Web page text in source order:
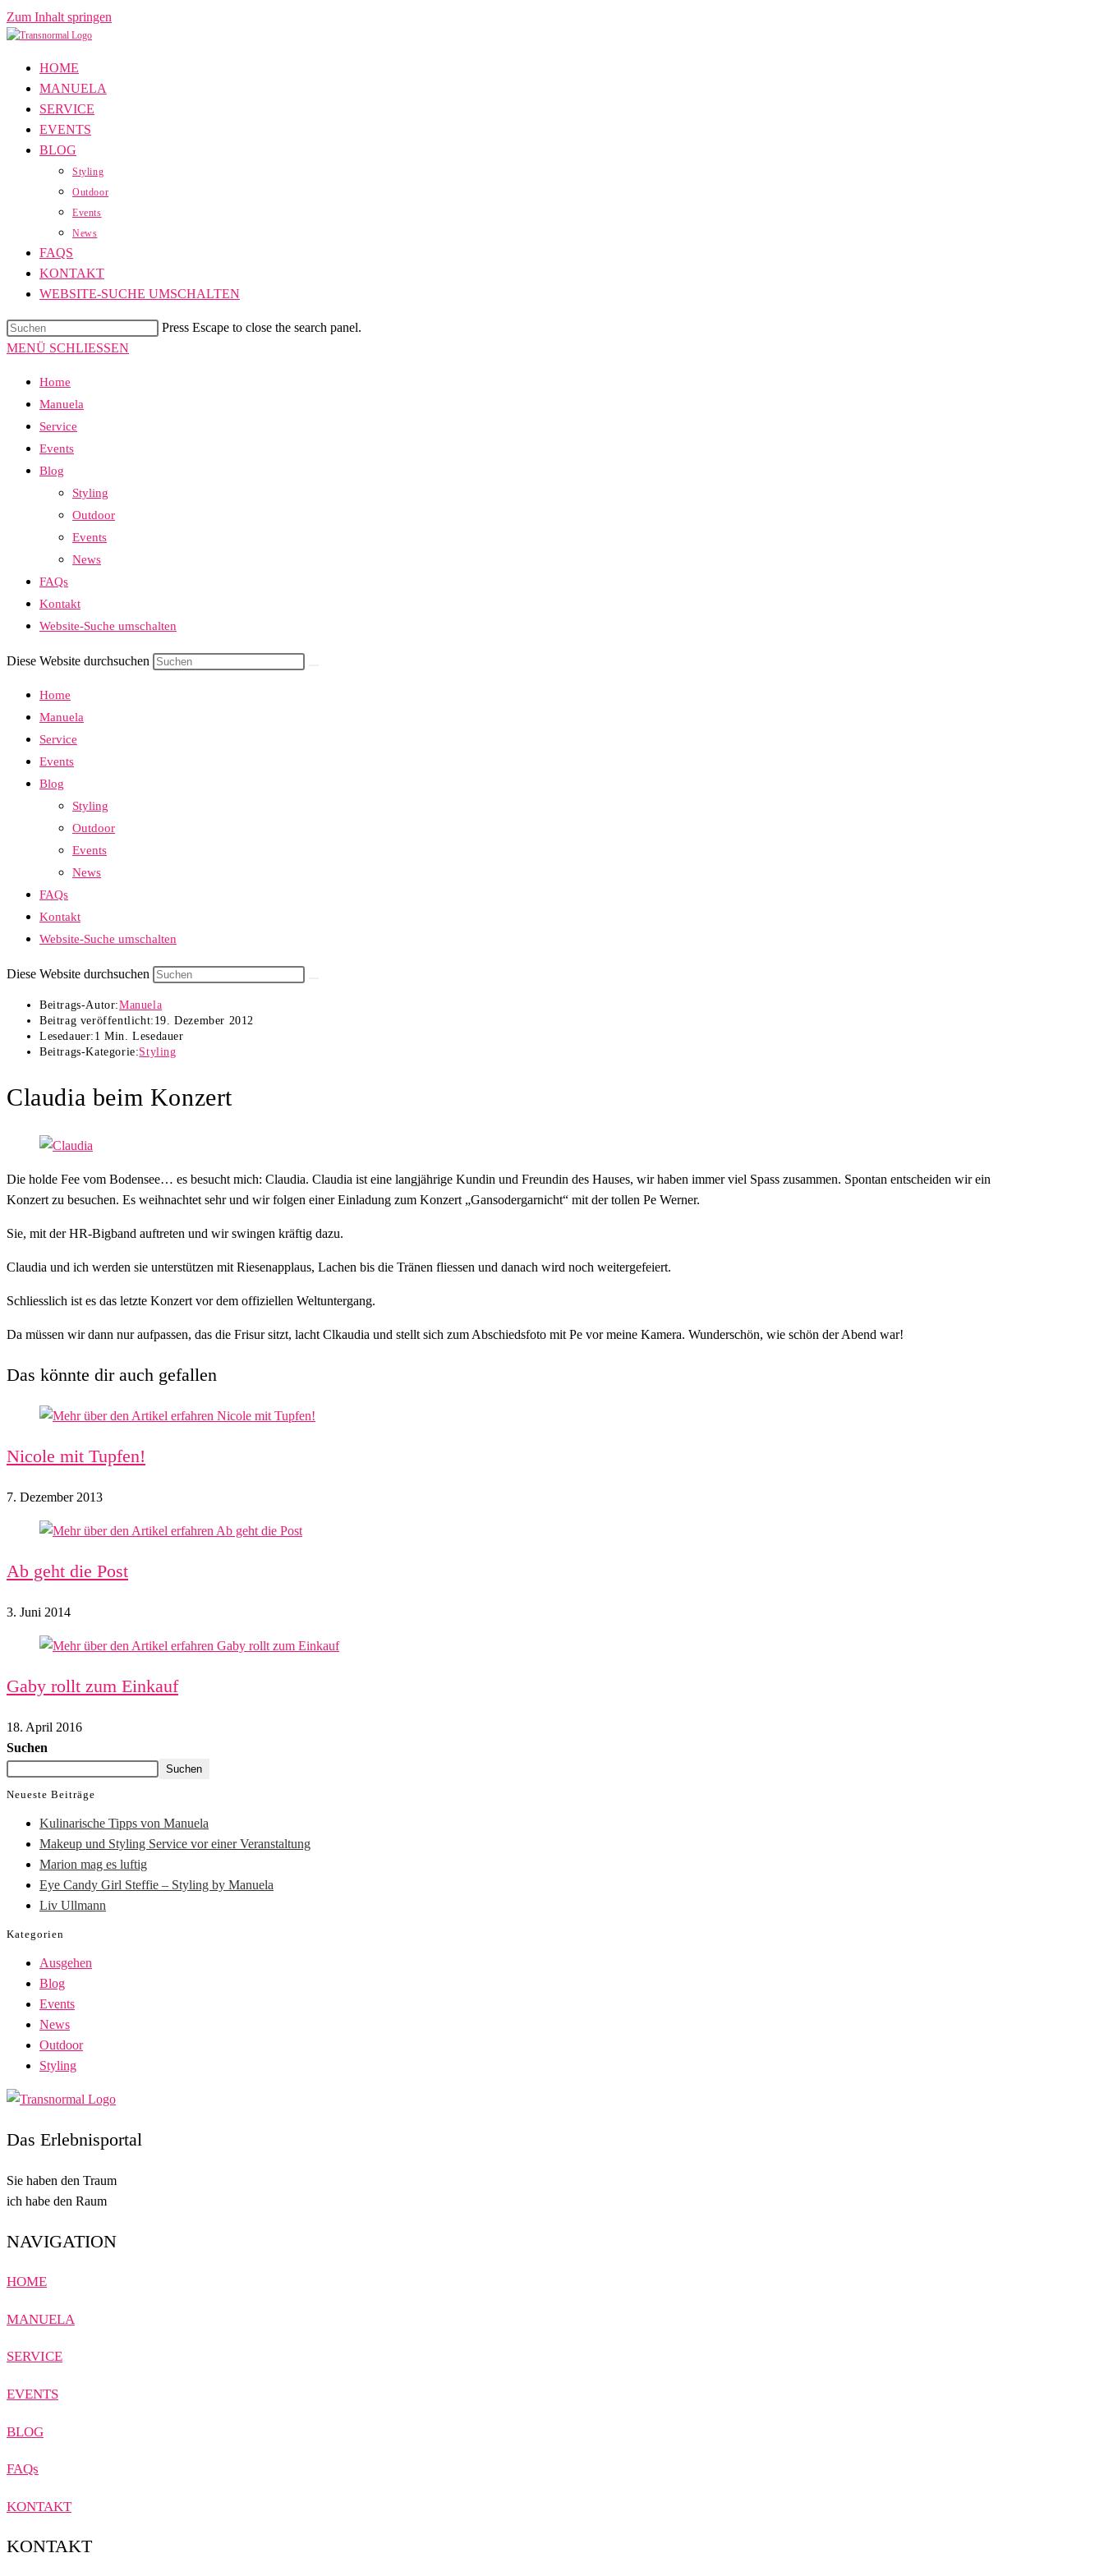
Zum Inhalt springen
HOME
MANUELA
SERVICE
EVENTS
BLOG
Styling
Outdoor
Events
News
FAQS
KONTAKT
WEBSITE-SUCHE UMSCHALTEN
Press Escape to close the search panel.
MENÜ SCHLIESSEN
Home
Manuela
Service
Events
Blog
Styling
Outdoor
Events
News
FAQs
Kontakt
Website-Suche umschalten
Diese Website durchsuchen
Home
Manuela
Service
Events
Blog
Styling
Outdoor
Events
News
FAQs
Kontakt
Website-Suche umschalten
Diese Website durchsuchen
Beitrags-Autor:Manuela
Beitrag veröffentlicht: 19. Dezember 2012
Lesedauer: 1 Min. Lesedauer
Beitrags-Kategorie:Styling
Claudia beim Konzert
Die holde Fee vom Bodensee… es besucht mich: Claudia. Claudia ist eine langjährige Kundin und Freundin des Hauses, wir haben immer viel Spass zusammen. Spontan entscheiden wir ein
Konzert zu besuchen. Es weihnachtet sehr und wir folgen einer Einladung zum Konzert „Gansodergarnicht“ mit der tollen Pe Werner.
Sie, mit der HR-Bigband auftreten und wir swingen kräftig dazu.
Claudia und ich werden sie unterstützen mit Riesenapplaus, Lachen bis die Tränen fliessen und danach wird noch weitergefeiert.
Schliesslich ist es das letzte Konzert vor dem offiziellen Weltuntergang.
Da müssen wir dann nur aufpassen, das die Frisur sitzt, lacht Clkaudia und stellt sich zum Abschiedsfoto mit Pe vor meine Kamera. Wunderschön, wie schön der Abend war!
Das könnte dir auch gefallen
Nicole mit Tupfen!
7. Dezember 2013
Ab geht die Post
3. Juni 2014
Gaby rollt zum Einkauf
18. April 2016
Suchen
Suchen
Neueste Beiträge
Kulinarische Tipps von Manuela
Makeup und Styling Service vor einer Veranstaltung
Marion mag es luftig
Eye Candy Girl Steffie – Styling by Manuela
Liv Ullmann
Kategorien
Ausgehen
Blog
Events
News
Outdoor
Styling
Das Erlebnisportal
Sie haben den Traum
ich habe den Raum
NAVIGATION
HOME
MANUELA
SERVICE
EVENTS
BLOG
FAQs
KONTAKT
KONTAKT